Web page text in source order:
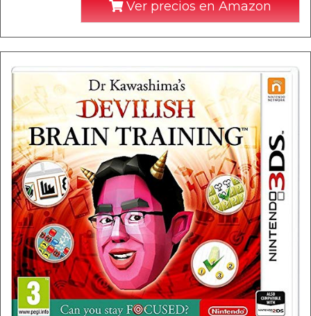
Ver precios en Amazon